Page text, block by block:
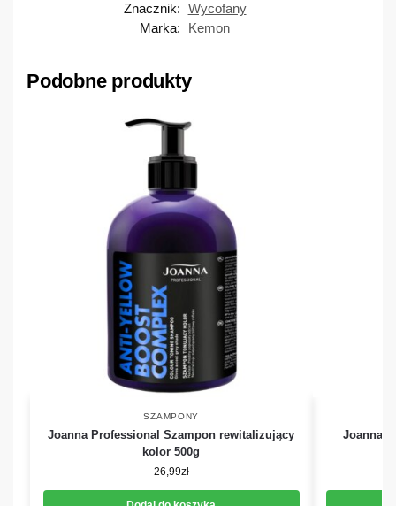
Znacznik: Wycofany
Marka:
Kemon
Podobne produkty
SZAMPONY
Joanna Professional Szampon rewitalizujący
kolor 500g
26,99zł
Joanna